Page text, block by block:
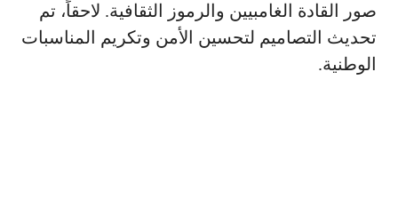
صور القادة الغامبيين والرموز الثقافية. لاحقاً، تم
تحديث التصاميم لتحسين الأمن وتكريم المناسبات
الوطنية.